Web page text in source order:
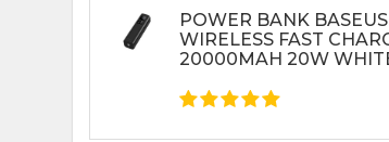
POWER BANK
WIRELESS FAST
20000MAH 20W